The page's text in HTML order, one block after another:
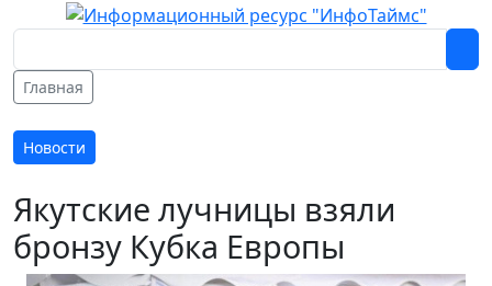
Главная
Новости
Якутские лучницы взяли
бронзу Кубка Европы